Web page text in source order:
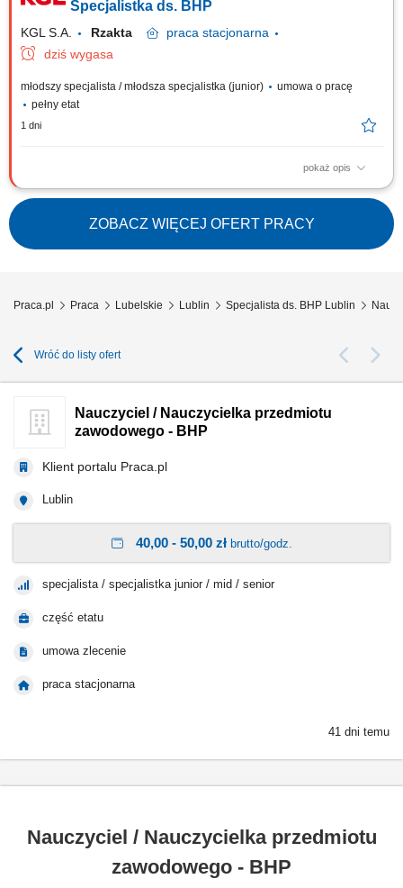
Stały kontakt z pracownikami w obszarze bezpiecznej pracy;
Specjalistka ds. BHP
KGL S.A. Rzakta praca stacjonarna
dziś wygasa
młodszy specjalista / młodsza specjalistka (junior)
umowa o pracę
pełny etat
1 dni
pokaż opis
Zakres obowiązków: Operacyjne wsparcie zespołu BHP w codziennych
działaniach; Pomoc przy organizacji szkoleń wstępnych oraz
okresowych; Prowadzenie, porządkowanie i archiwizacja dokumentacji;
Stały kontakt z pracownikami w obszarze bezpiecznej pracy;
Utrzymywanie porządku w powierzonej...
ZOBACZ WIĘCEJ OFERT PRACY
Praca.pl Praca Lubelskie Lublin Specjalista ds. BHP Lublin
Wróć do listy ofert
Nauczyciel / Nauczycielka przedmiotu
zawodowego - BHP
Klient portalu Praca.pl
Lublin
40,00 - 50,00 złbrutto/godz.
specjalista / specjalistka junior / mid / senior
część etatu
umowa zlecenie
praca stacjonarna
41 dni temu
Nauczyciel / Nauczycielka przedmiotu
zawodowego - BHP